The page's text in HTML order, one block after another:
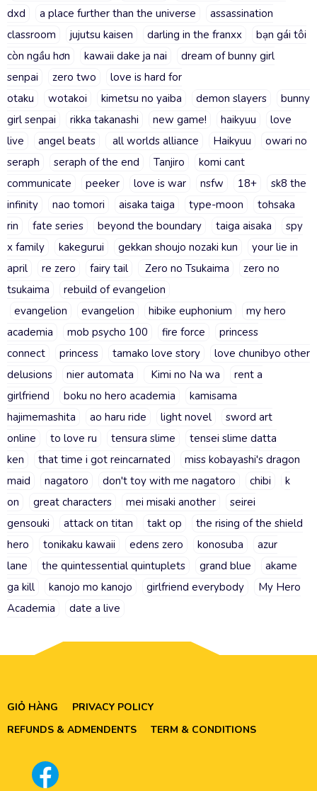
dxd
a place further than the universe
assassination
classroom
jujutsu kaisen darling in the franxx
bạn gái tôi
còn ngầu hơn
kawaii dake ja nai
dream of bunny girl
senpai
zero two
love is hard for
otaku
wotakoi kimetsu no yaiba demon slayers
bunny
girl senpai
rikka takanashi new game! haikyuu
love
live
angel beats all worlds alliance Haikyuu
owari no
seraph
seraph of the end Tanjiro
komi cant
communicate
peeker love is war nsfw 18+
sk8 the
infinity
nao tomori aisaka taiga type-moon
tohsaka
rin
fate series beyond the boundary taiga aisaka
spy
x family
kakegurui gekkan shoujo nozaki kun
your lie in
april
re zero fairy tail Zero no Tsukaima
zero no
tsukaima
rebuild of evangelion
evangelion
evangelion hibike euphonium
my hero
academia
mob psycho 100 fire force
princess
connect
princess tamako love story
love chunibyo other
delusions
nier automata Kimi no Na wa
rent a
girlfriend
boku no hero academia
kamisama
hajimemashita
ao haru ride light novel
sword art
online
to love ru tensura slime
tensei slime datta
ken
that time i got reincarnated
miss kobayashi's dragon
maid
nagatoro don't toy with me nagatoro chibi
k
on
great characters mei misaki another
seirei
gensouki
attack on titan takt op
the rising of the shield
hero
tonikaku kawaii edens zero konosuba
azur
lane
the quintessential quintuplets grand blue
akame
ga kill
kanojo mo kanojo girlfriend everybody
My Hero
Academia
date a live
GIỎ HÀNG
PRIVACY POLICY
REFUNDS & ADMENDENTS
TERM & CONDITIONS